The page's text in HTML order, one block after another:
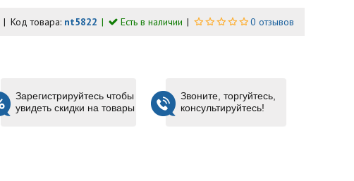
Код товара: nt5822 Есть в наличии 0 отзывов
Зарегистрируйтесь чтобы
увидеть скидки на товары
Звоните, торгуйтесь,
консультируйтесь!